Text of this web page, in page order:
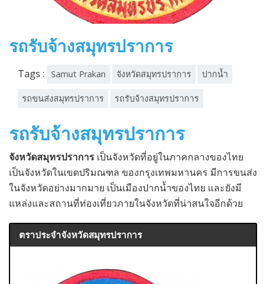
รถรับจ้างสมุทรปราการ
Tags : Samut Prakan จังหวัดสมุทรปราการ ปากน้ำ
รถขนส่งสมุทรปราการ รถรับจ้างสมุทรปราการ
รถรับจ้างสมุทรปราการ
จังหวัดสมุทรปราการ เป็นจังหวัดที่อยู่ในภาคกลางของไทย
เป็นจังหวัดในเขตปริมณฑล ของกรุงเทพมหานคร มีการขนส่ง
ในจังหวัดอย่างมากมาย เป็นเมืองปากน้ำของไทย และยังมี
แหล่งและสถานที่ท่องเที่ยวภายในจังหวัดที่น่าสนใจอีกด้วย
ตราประจำจังหวัดสมุทรปราการ